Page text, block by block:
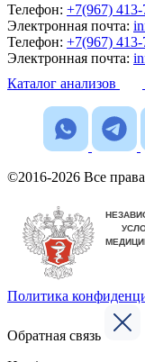
Телефон: +7(967)
Электронная почта:
Телефон: +7(967)
Электронная почта:
Каталог анализов
©2016-2026 Все
Политика
Обратная связь